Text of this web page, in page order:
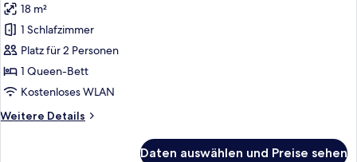
für
Standard-
Doppel-
oder
-
anzeigen
18 m²
1 Schlafzimmer
Platz für 2 Personen
1 Queen-Bett
Kostenloses WLAN
Weitere Details
Weitere
Daten auswählen und Preise sehen